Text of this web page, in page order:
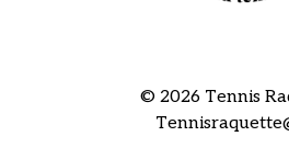
© 2026 Tennis